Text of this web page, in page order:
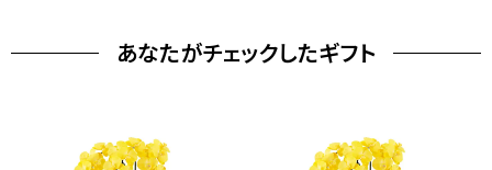
あなたがチェックしたギフト